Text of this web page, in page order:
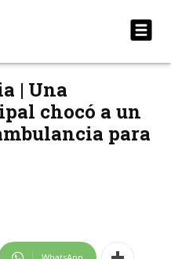
| Una
chocó a un
para